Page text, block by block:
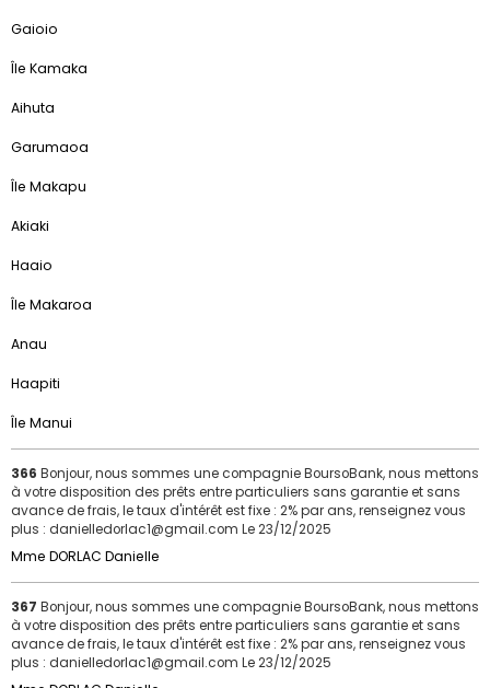
Gaioio
Île Kamaka
Aihuta
Garumaoa
Île Makapu
Akiaki
Haaio
Île Makaroa
Anau
Haapiti
Île Manui
366 Bonjour, nous sommes une compagnie BoursoBank, nous mettons
à votre disposition des prêts entre particuliers sans garantie et sans
avance de frais, le taux d'intérêt est fixe : 2% par ans, renseignez vous
plus : danielledorlac1@gmail.com Le 23/12/2025
Mme DORLAC Danielle
367 Bonjour, nous sommes une compagnie BoursoBank, nous mettons
à votre disposition des prêts entre particuliers sans garantie et sans
avance de frais, le taux d'intérêt est fixe : 2% par ans, renseignez vous
plus : danielledorlac1@gmail.com Le 23/12/2025